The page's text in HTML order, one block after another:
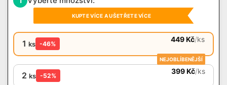
KUPTE VÍCE A UŠETŘETE VÍCE
1 ks -46%
449Kč/ks
NEJOBLÍBENĚJŠÍ
2 ks -52%
399Kč/ks